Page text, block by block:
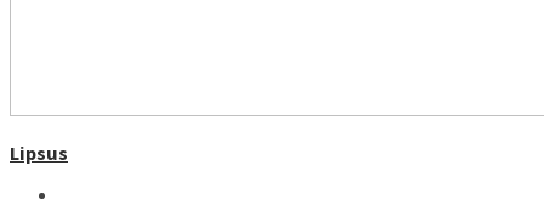
Lipsus